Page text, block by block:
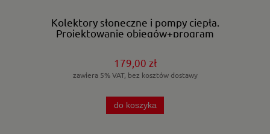
Kolektory słoneczne i pompy ciepła.
Projektowanie obiegów+program
179,00 zł
zawiera 5% VAT, bez kosztów dostawy
do koszyka